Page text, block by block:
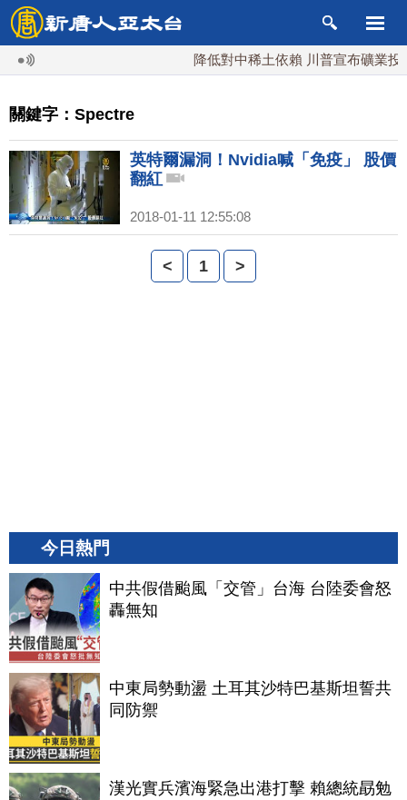
降低對中稀土依賴 川普宣布礦業投
關鍵字：Spectre
英特爾漏洞！Nvidia喊「免疫」 股價
翻紅
2018-01-11 12:55:08
< 1 >
今日熱門
中共假借颱風「交管」台海 台陸委會怒
轟無知
中東局勢動盪 土耳其沙特巴基斯坦誓共
同防禦
漢光實兵濱海緊急出港打擊 賴總統勗勉